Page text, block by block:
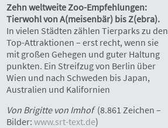
Zehn weltweite Zoo-Empfehlungen:
Tierwohl von A(meisenbär) bis Z(ebra).
In vielen Städten zählen Tierparks zu den
Top-Attraktionen – erst recht, wenn sie
mit großen Gehegen und guter Haltung
punkten. Ein Streifzug von Berlin über
Wien und nach Schweden bis Japan,
Australien und Kalifornien
Von Brigitte von Imhof (8.861 Zeichen –
Bilder:www.srt-text.de)